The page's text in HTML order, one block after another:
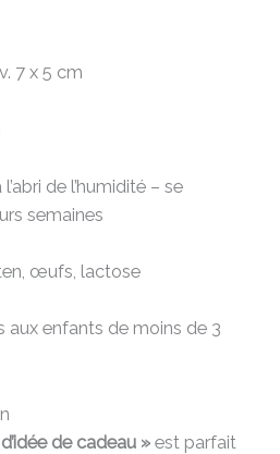
7 x 5 cm
de l’humidité – se
semaines
œufs, lactose
aux enfants de moins de 3
de cadeau » est parfait